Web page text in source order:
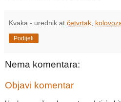
Kvaka - urednik at četvrtak,
Podijeli
Nema komentara:
Objavi komentar